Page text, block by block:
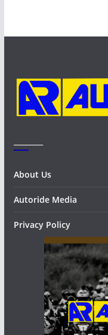
About Us
Autoride Media
Privacy Policy